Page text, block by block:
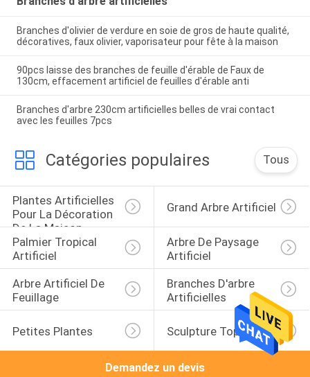
Branches d'olivier de verdure en soie de gros de haute qualité,
décoratives, faux olivier, vaporisateur pour fête à la maison
90pcs laisse des branches de feuille d'érable de Faux de
130cm, effacement artificiel de feuilles d'érable anti
Branches d'arbre 230cm artificielles belles de vrai contact
avec les feuilles 7pcs
Catégories populaires Tous
Plantes Artificielles
Pour La Décoration
De La Maison
Grand Arbre Artificiel
Palmier Tropical
Artificiel
Arbre De Paysage
Artificiel
Arbre Artificiel De
Feuillage
Branches D'arbre
Artificielles
Petites Plantes Sculpture Topiaire
Demandez un devis